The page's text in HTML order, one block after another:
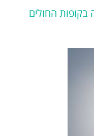
בקופות החולים